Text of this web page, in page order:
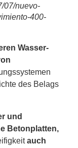
07/nuevo-
400-
Wasser-
des Belags
und
Betonplatten,
auch